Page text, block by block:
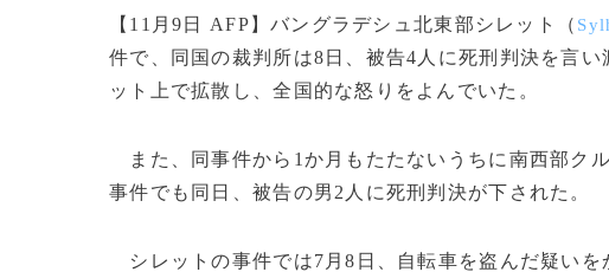
【11月9日 AFP】バングラデシュ北東部シレット（
件で、同国の裁判所は8日、被告4人に死刑判決を言
ット上で拡散し、全国的な怒りをよんでいた。
また、同事件から1か月もたたないうちに南西部ク
事件でも同日、被告の男2人に死刑判決が下された。
シレットの事件では7月8日、自転車を盗んだ疑いを